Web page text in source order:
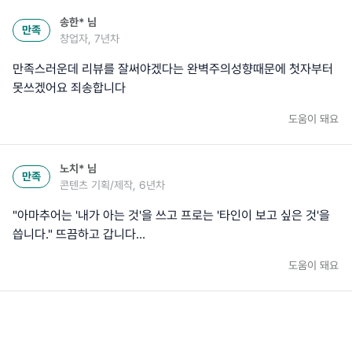
만족
송한* 님
창업자, 7년차
만족스러운데 리뷰를 잘써야겠다는 완벽주의성향때문에 첫자부터
못쓰겠어요 죄송합니다
도움이 돼요
만족
노치* 님
콘텐츠 기획/제작, 6년차
"아마추어는 '내가 아는 것'을 쓰고 프로는 '타인이 보고 싶은 것'을
씁니다." 뜨끔하고 갑니다...
도움이 돼요